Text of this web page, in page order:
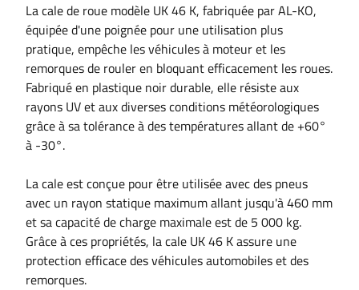
La cale de roue modèle UK 46 K, fabriquée par AL-KO,
équipée d'une poignée pour une utilisation plus
pratique, empêche les véhicules à moteur et les
remorques de rouler en bloquant efficacement les roues.
Fabriqué en plastique noir durable, elle résiste aux
rayons UV et aux diverses conditions météorologiques
grâce à sa tolérance à des températures allant de +60°
à -30°.
La cale est conçue pour être utilisée avec des pneus
avec un rayon statique maximum allant jusqu'à 460 mm
et sa capacité de charge maximale est de 5 000 kg.
Grâce à ces propriétés, la cale UK 46 K assure une
protection efficace des véhicules automobiles et des
remorques.